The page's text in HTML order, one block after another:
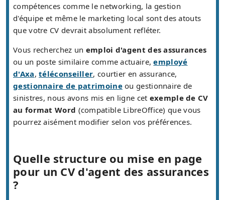
compétences comme le networking, la gestion
d'équipe et même le marketing local sont des atouts
que votre CV devrait absolument refléter.
Vous recherchez un emploi d'agent des assurances
ou un poste similaire comme actuaire,employé
d'Axa,téléconseiller, courtier en assurance,
gestionnaire de patrimoineou gestionnaire de
sinistres, nous avons mis en ligne cet exemple de CV
au format Word (compatible LibreOffice) que vous
pourrez aisément modifier selon vos préférences.
Quelle structure ou mise en page
pour un CV d'agent des assurances
?